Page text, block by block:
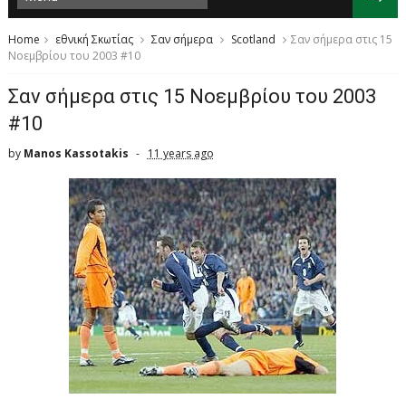
Home εθνική Σκωτίας Σαν σήμερα Scotland
Σαν σήμερα στις 15
Νοεμβρίου του 2003 #10
Σαν σήμερα στις 15 Νοεμβρίου του 2003
#10
by Manos Kassotakis 11 years ago